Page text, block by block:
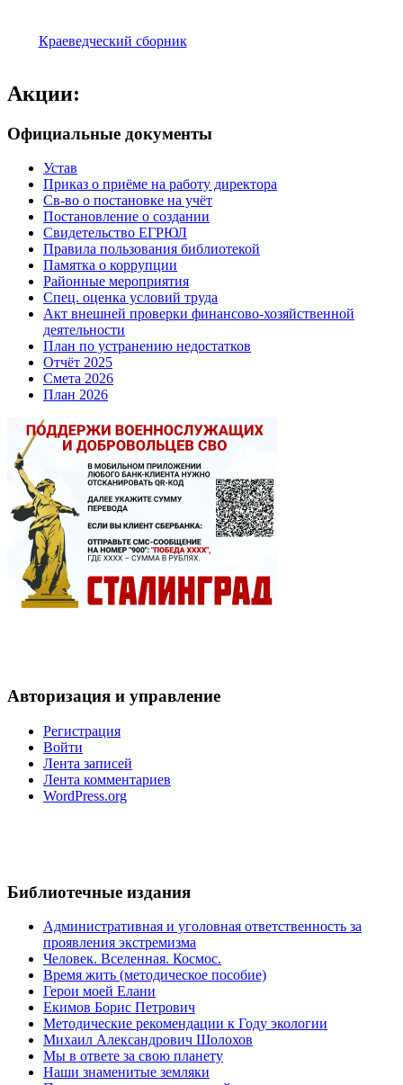
Краеведческий сборник
Акции:
Официальные документы
Устав
Приказ о приёме на работу директора
Св-во о постановке на учёт
Постановление о создании
Свидетельство ЕГРЮЛ
Правила пользования библиотекой
Памятка о коррупции
Районные мероприятия
Спец. оценка условий труда
Акт внешней проверки финансово-хозяйственной
деятельности
План по устранению недостатков
Отчёт 2025
Смета 2026
План 2026
Авторизация и управление
Регистрация
Войти
Лента записей
Лента комментариев
WordPress.org
Библиотечные издания
Административная и уголовная ответственность за
проявления экстремизма
Человек. Вселенная. Космос.
Время жить (методическое пособие)
Герои моей Елани
Екимов Борис Петрович
Методические рекомендации к Году экологии
Михаил Александрович Шолохов
Мы в ответе за свою планету
Наши знаменитые земляки